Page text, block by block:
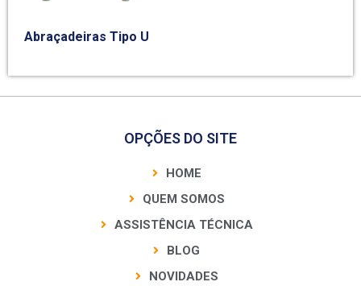
Abraçadeiras Tipo U
OPÇÕES DO SITE
HOME
QUEM SOMOS
ASSISTÊNCIA TÉCNICA
BLOG
NOVIDADES